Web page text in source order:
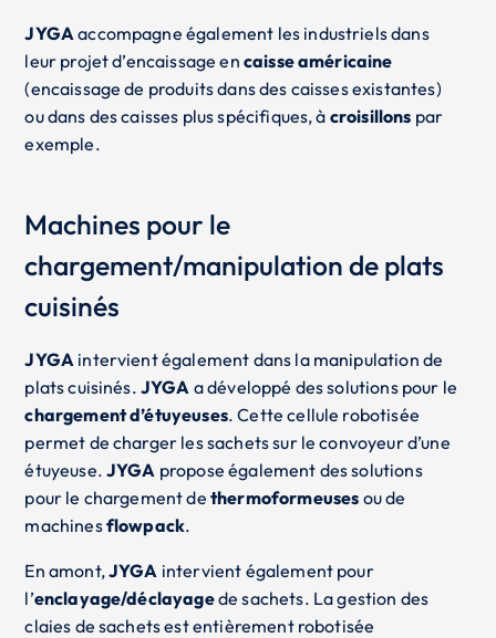
JYGA accompagne également les industriels dans
leur projet d’encaissage en caisse américaine
(encaissage de produits dans des caisses existantes)
ou dans des caisses plus spécifiques, à croisillons par
exemple.
Machines pour le
chargement/manipulation de plats
cuisinés
JYGA intervient également dans la manipulation de
plats cuisinés. JYGA a développé des solutions pour le
chargement d’étuyeuses. Cette cellule robotisée
permet de charger les sachets sur le convoyeur d’une
étuyeuse.JYGA propose également des solutions
pour le chargement de thermoformeuses ou de
machinesflowpack.
En amont,JYGA intervient également pour
l’enclayage/déclayagede sachets. La gestion des
claies de sachets est entièrement robotisée